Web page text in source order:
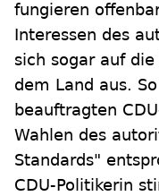
fungieren
Interessen des
sich sogar auf
dem Land aus.
beauftragten
Wahlen des
Standards"
CDU-Politikerin